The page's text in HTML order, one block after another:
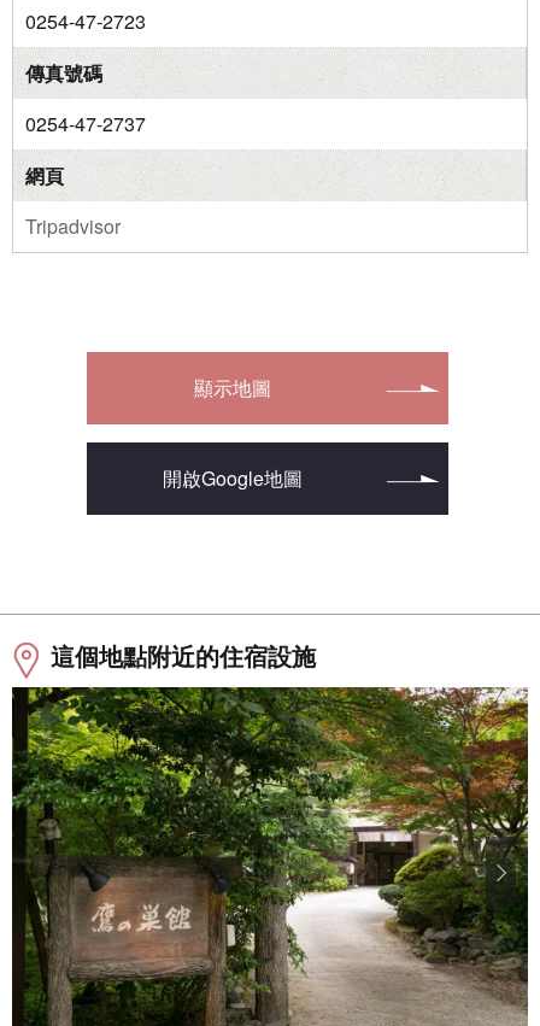
0254-47-2723
傳真號碼
0254-47-2737
網頁
Tripadvisor
顯示地圖
開啟Google地圖
這個地點附近的住宿設施